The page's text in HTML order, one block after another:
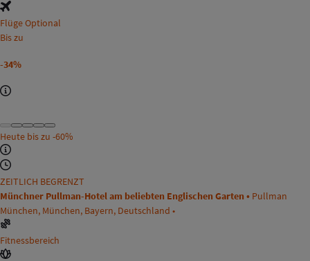
Flüge Optional
Bis zu
-34%
Heute bis zu -60%
ZEITLICH BEGRENZT
Münchner Pullman-Hotel am beliebten Englischen Garten • Pullman
München, München, Bayern, Deutschland •
Fitnessbereich